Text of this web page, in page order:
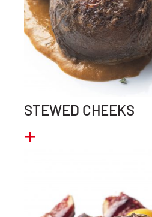
STEWED CHEEKS
+